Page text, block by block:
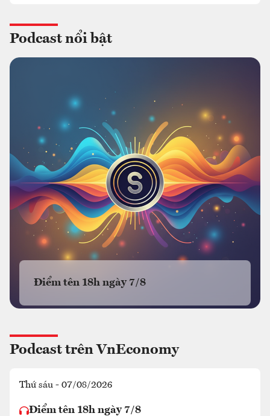
Podcast nổi bật
Điểm tên 18h ngày 7/8
Podcast trên VnEconomy
Thứ sáu - 07/08/2026
Điểm tên 18h ngày 7/8